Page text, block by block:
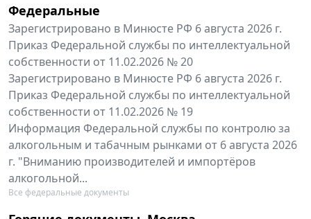
Федеральные
Зарегистрировано в Минюсте РФ 6 августа 2026 г.
Приказ Федеральной службы по интеллектуальной
собственности от 11.02.2026 № 20
Зарегистрировано в Минюсте РФ 6 августа 2026 г.
Приказ Федеральной службы по интеллектуальной
собственности от 11.02.2026 № 19
Информация Федеральной службы по контролю за
алкогольным и табачным рынками от 6 августа 2026
г. "Вниманию производителей и импортёров
алкогольной...
Все федеральные документы